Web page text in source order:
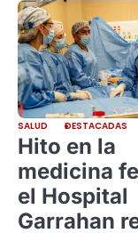
SALUD DESTACADAS
Hito en la
medicina
el Hospital
Garrahan